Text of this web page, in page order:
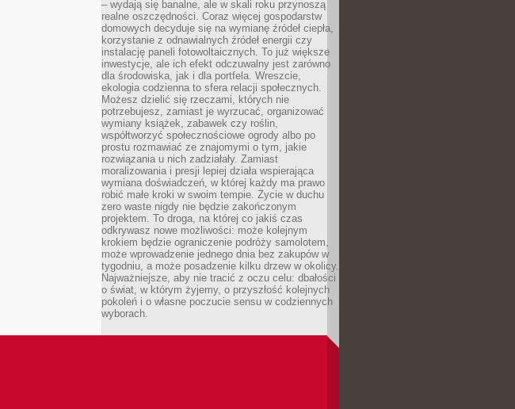
– wydają się banalne, ale w skali roku przynoszą
realne oszczędności. Coraz więcej gospodarstw
domowych decyduje się na wymianę źródeł ciepła,
korzystanie z odnawialnych źródeł energii czy
instalację paneli fotowoltaicznych. To już większe
inwestycje, ale ich efekt odczuwalny jest zarówno
dla środowiska, jak i dla portfela. Wreszcie,
ekologia codzienna to sfera relacji społecznych.
Możesz dzielić się rzeczami, których nie
potrzebujesz, zamiast je wyrzucać, organizować
wymiany książek, zabawek czy roślin,
współtworzyć społecznościowe ogrody albo po
prostu rozmawiać ze znajomymi o tym, jakie
rozwiązania u nich zadziałały. Zamiast
moralizowania i presji lepiej działa wspierająca
wymiana doświadczeń, w której każdy ma prawo
robić małe kroki w swoim tempie. Życie w duchu
zero waste nigdy nie będzie zakończonym
projektem. To droga, na której co jakiś czas
odkrywasz nowe możliwości: może kolejnym
krokiem będzie ograniczenie podróży samolotem,
może wprowadzenie jednego dnia bez zakupów w
tygodniu, a może posadzenie kilku drzew w okolicy.
Najważniejsze, aby nie tracić z oczu celu: dbałości
o świat, w którym żyjemy, o przyszłość kolejnych
pokoleń i o własne poczucie sensu w codziennych
wyborach.